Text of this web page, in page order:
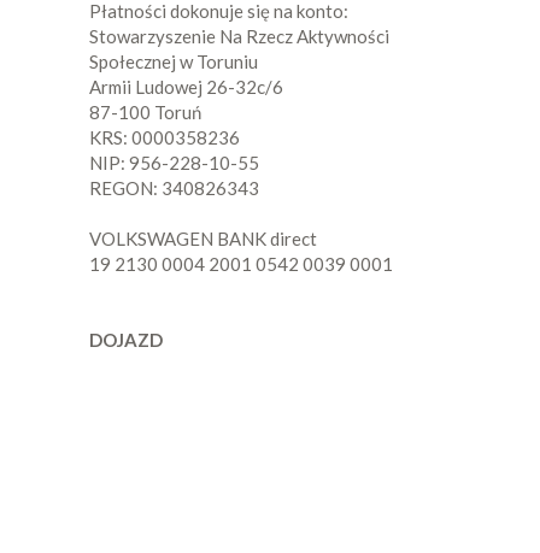
Płatności dokonuje się na konto:
Stowarzyszenie Na Rzecz Aktywności
Społecznej w Toruniu
Armii Ludowej 26-32c/6
87-100 Toruń
KRS: 0000358236
NIP: 956-228-10-55
REGON: 340826343
VOLKSWAGEN BANK direct
19 2130 0004 2001 0542 0039 0001
DOJAZD